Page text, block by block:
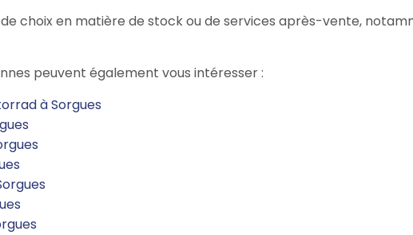
choix en matière de stock ou de services après-vente,
peuvent également vous intéresser :
à Sorgues